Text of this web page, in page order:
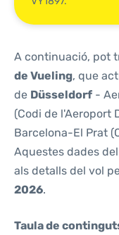
A continuació, pot
de Vueling, que
de Düsseldorf -
(Codi de l'Aeroport
Barcelona-El Prat
Aquestes dades
als detalls del vol
2026.
Taula de